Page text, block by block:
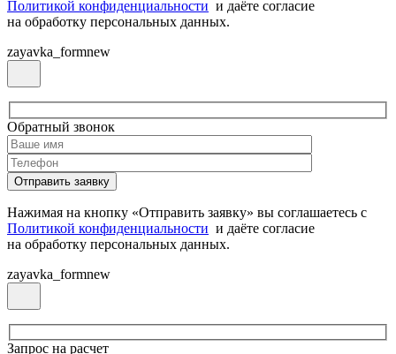
Политикой конфиденциальности и даёте согласие
на обработку персональных данных.
zayavka_formnew
Обратный звонок
Нажимая на кнопку «Отправить заявку» вы соглашаетесь с
Политикой конфиденциальности и даёте согласие
на обработку персональных данных.
zayavka_formnew
Запрос на расчет